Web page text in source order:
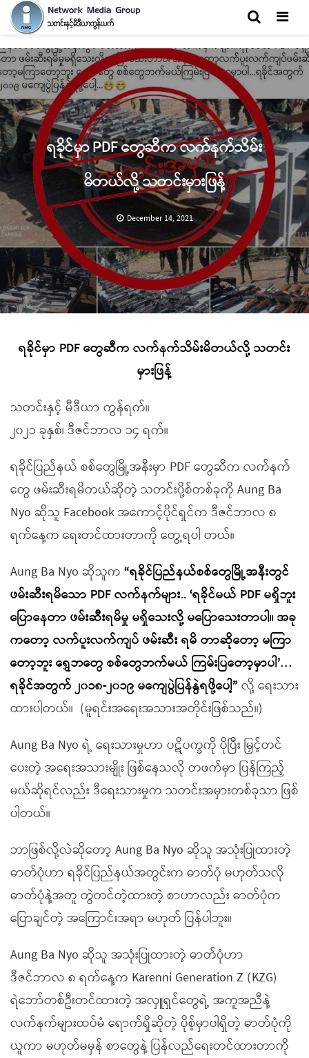
ရခိုင်မှာ PDF တွေဆီက လက်နက်သိမ်း
မိတယ်လို့ သတင်းမှားဖြန့်
December 14, 2021
ရခိုင်မှာ PDF တွေဆီက လက်နက်သိမ်းမိတယ်လို့ သတင်း
မှားဖြန့်
သတင်းနှင့် မီဒီယာ ကွန်ရက်။
၂၀၂၁ ခုနှစ်၊ ဒီဇင်ဘာလ ၁၄ ရက်။
ရခိုင်ပြည်နယ် စစ်တွေမြို့အနီးမှာ PDF တွေဆီက လက်နက်
တွေ ဖမ်းဆီးရမိတယ်ဆိုတဲ့ သတင်းပို့စ်တစ်ခုကို Aung Ba
Nyo ဆိုသူ Facebook အကောင့်ပိုင်ရှင်က ဒီဇင်ဘာလ ၈
ရက်နေ့က ရေးတင်ထားတာကို တွေ့ရပါ တယ်။
Aung Ba Nyo ဆိုသူက “ရခိုင်ပြည်နယ်စစ်တွေမြို့အနီးတွင်
ဖမ်းဆီးရမိသော PDF လက်နက်များ.. ‘ရခိုင်မယ် PDF မရှိဘူး
ပြောနေတာ ဖမ်းဆီးရမိမှု မရှိသေးလို့ မပြောသေးတာပါ။ အခု
ကတော့ လက်ပူးလက်ကျပ် ဖမ်းဆီး ရမိ တာဆိုတော့ မကြာ
တော့ဘူး ရွှေဘတွေ စစ်တွေဘက်မယ် ကြမ်းပြတော့မှာပါ’…
ရခိုင်အတွက် ၂၀၁၈-၂၀၁၉ မကျေပွဲပြန်နွဲရဖို့ပေါ့” လို့ ရေးသား
ထားပါတယ်။ (မူရင်းအရေးအသားအတိုင်းဖြစ်သည်။)
Aung Ba Nyo ရဲ့ ရေးသားမှုဟာ ပဋိပက္ခကို ပိုပြီး မြှင့်တင်
ပေးတဲ့ အရေးအသားမျိုး ဖြစ်နေသလို တဖက်မှာ ပြန်ကြည့်
မယ်ဆိုရင်လည်း ဒီရေးသားမှုက သတင်းအမှားတစ်ခုသာ ဖြစ်
ပါတယ်။
ဘာဖြစ်လို့လဲဆိုတော့ Aung Ba Nyo ဆိုသူ အသုံးပြုထားတဲ့
ဓာတ်ပုံဟာ ရခိုင်ပြည်နယ်အတွင်းက ဓာတ်ပုံ မဟုတ်သလို
ဓာတ်ပုံနဲ့အတူ တွဲတင်တဲ့ထားတဲ့ စာဟာလည်း ဓာတ်ပုံက
ပြောချင်တဲ့ အကြောင်းအရာ မဟုတ် ပြန်ပါဘူး။
Aung Ba Nyo ဆိုသူ အသုံးပြုထားတဲ့ ဓာတ်ပုံဟာ
ဒီဇင်ဘာလ ၈ ရက်နေ့က Karenni Generation Z (KZG)
ရဲဘော်တစ်ဦးတင်ထားတဲ့ အလှူရှင်တွေရဲ့ အကူအညီနဲ့
လက်နက်များထပ်မံ ရောက်ရှိဆိုတဲ့ ပိုစ့်မှာပါရှိတဲ့ ဓာတ်ပုံကို
ယူကာ မဟုတ်မမှန် စာတွေနဲ့ ပြန်လည်ရေးတင်ထားတာကို